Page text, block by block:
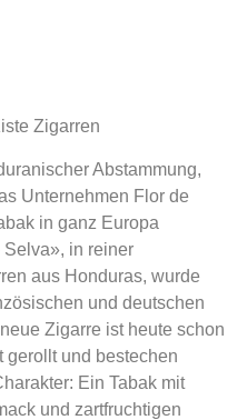
Zigarren
Abstammung,
Unternehmen Flor de
in ganz Europa
Selva», in reiner
aus Honduras, wurde
und deutschen
Zigarre ist heute schon
gerollt und bestechen
Ein Tabak mit
und zartfruchtigen